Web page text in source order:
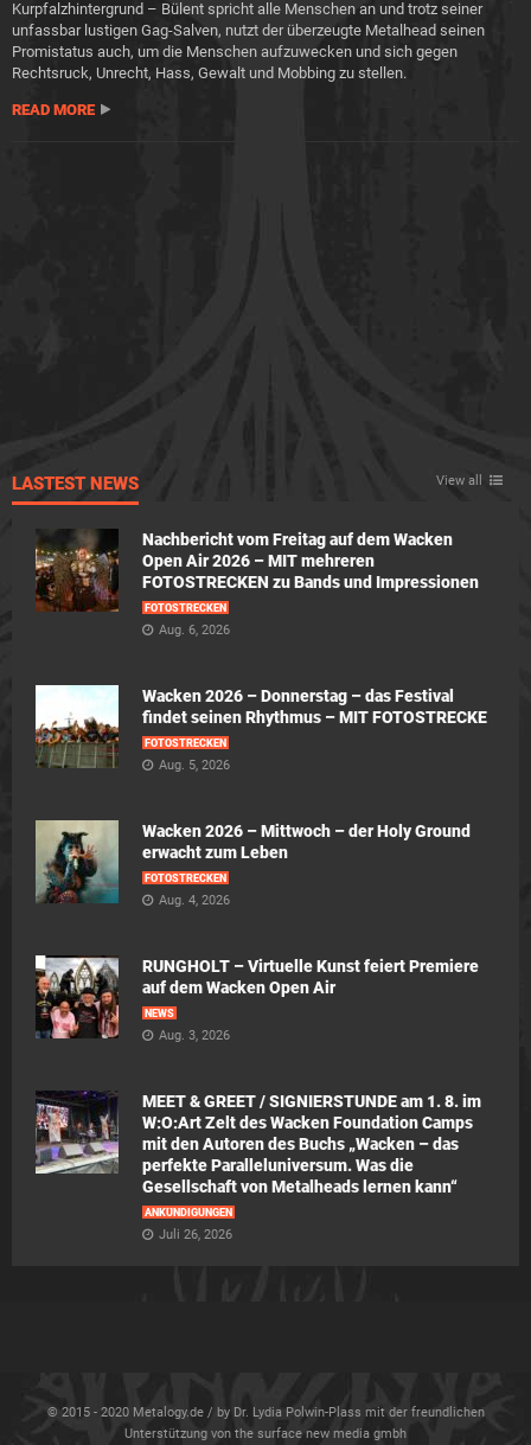
Kurpfalzhintergrund – Bülent spricht alle Menschen an und trotz seiner
unfassbar lustigen Gag-Salven, nutzt der überzeugte Metalhead seinen
Promistatus auch, um die Menschen aufzuwecken und sich gegen
Rechtsruck, Unrecht, Hass, Gewalt und Mobbing zu stellen.
READ MORE
LASTEST NEWS View all
Nachbericht vom Freitag auf dem Wacken
Open Air 2026 – MIT mehreren
FOTOSTRECKEN zu Bands und Impressionen
FOTOSTRECKEN
Aug. 6, 2026
Wacken 2026 – Donnerstag – das Festival
findet seinen Rhythmus – MIT FOTOSTRECKE
FOTOSTRECKEN
Aug. 5, 2026
Wacken 2026 – Mittwoch – der Holy Ground
erwacht zum Leben
FOTOSTRECKEN
Aug. 4, 2026
RUNGHOLT – Virtuelle Kunst feiert Premiere
auf dem Wacken Open Air
NEWS
Aug. 3, 2026
MEET & GREET / SIGNIERSTUNDE am 1. 8. im
W:O:Art Zelt des Wacken Foundation Camps
mit den Autoren des Buchs „Wacken – das
perfekte Paralleluniversum. Was die
Gesellschaft von Metalheads lernen kann“
ANKÜNDIGUNGEN
Juli 26, 2026
© 2015 - 2020 Metalogy.de / by Dr. Lydia Polwin-Plass mit der freundlichen
Unterstützung von the surface new media gmbh